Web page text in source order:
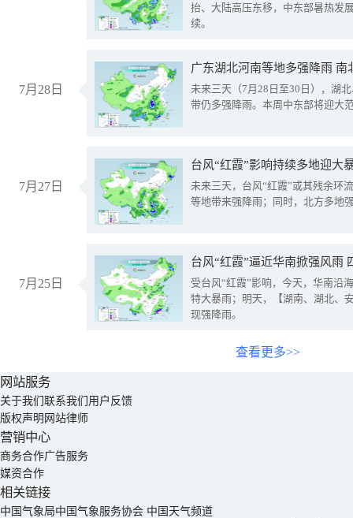
抬、大陆高压东移，中东部暑热发
续。
7月28日
广东湖北河南等地多强降雨 南
未来三天（7月28日至30日），湖
带仍多强降雨。本周中东部将迎大
7月27日
台风“红霞”影响持续多地迎大
未来三天，台风“红霞”或其残余环
等地带来强降雨；同时，北方多地
7月25日
台风“红霞”逼近华南掀强风雨
受台风“红霞”影响，今天，华南沿
特大暴雨；明天，【湖南、湖北、
现强降雨。
查看更多>>
网站服务
关于我们 联系我们 用户反馈
版权声明 网站律师
营销中心
商务合作广告服务
媒资合作
相关链接
中国气象局中国气象服务协会 中国天气频道